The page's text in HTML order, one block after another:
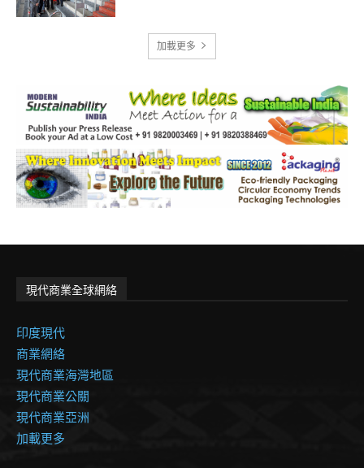
加載更多
現代商業全球網絡
印度現代
商業網絡
現代商業海灣地區
現代商業公關
現代商業亞洲
加載更多